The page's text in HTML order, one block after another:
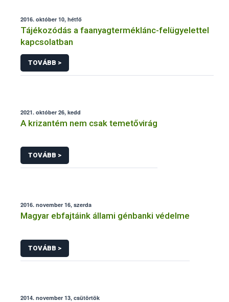
2016. október 10, hétfő
Tájékozódás a faanyagterméklánc-felügyelettel
kapcsolatban
TOVÁBB >
2021. október 26, kedd
A krizantém nem csak temetővirág
TOVÁBB >
2016. november 16, szerda
Magyar ebfajtáink állami génbanki védelme
TOVÁBB >
2014. november 13, csütörtök